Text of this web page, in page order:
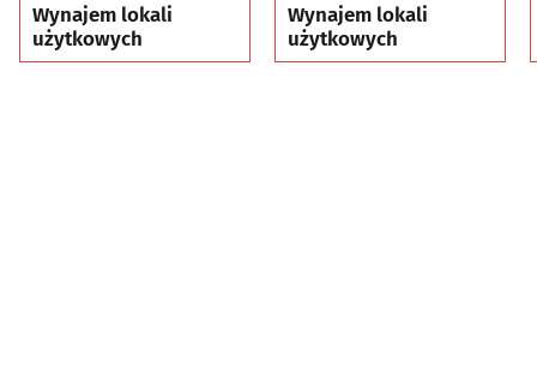
Wynajem lokali
użytkowych
Wynajem lokali
użytkowych